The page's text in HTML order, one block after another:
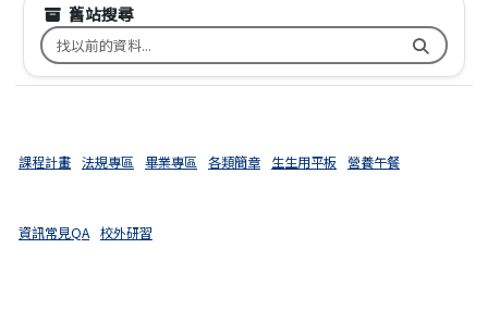
舊站搜尋
搜尋台南市文元國小舊校網關鍵字
課程計畫 法規專區 畢業專區 各類簡章 生生用平板 營養午餐
資訊常見QA 校外研習